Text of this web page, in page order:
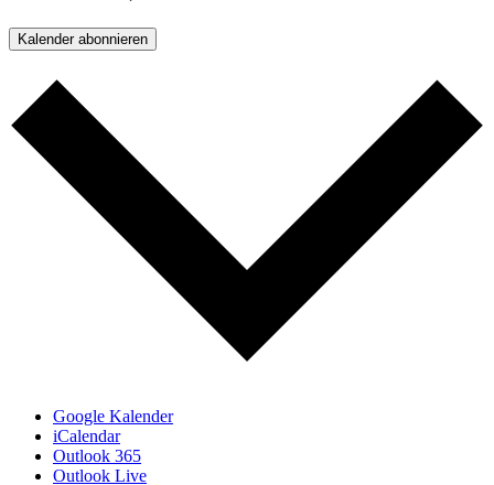
Kalender abonnieren
Google Kalender
iCalendar
Outlook 365
Outlook Live